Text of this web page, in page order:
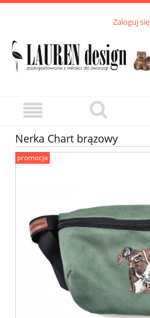
Zaloguj się
Nerka Chart brązowy
promocja